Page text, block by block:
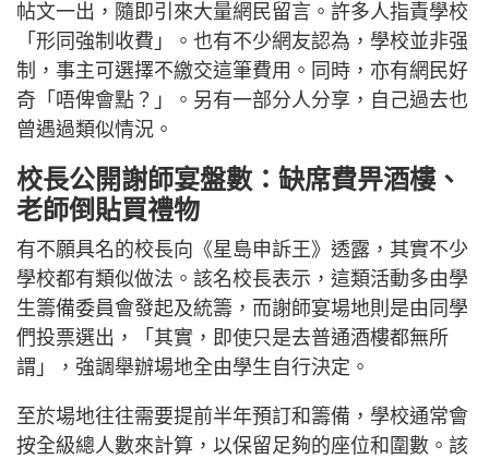
帖文一出，隨即引來大量網民留言。許多人指責學校
「形同強制收費」。也有不少網友認為，學校並非强
制，事主可選擇不繳交這筆費用。同時，亦有網民好
奇「唔俾會點？」。另有一部分人分享，自己過去也
曾遇過類似情況。
校長公開謝師宴盤數：缺席費畀酒樓、
老師倒貼買禮物
有不願具名的校長向《星島申訴王》透露，其實不少
學校都有類似做法。該名校長表示，這類活動多由學
生籌備委員會發起及統籌，而謝師宴場地則是由同學
們投票選出，「其實，即使只是去普通酒樓都無所
謂」，強調舉辦場地全由學生自行決定。
至於場地往往需要提前半年預訂和籌備，學校通常會
按全級總人數來計算，以保留足夠的座位和圍數。該